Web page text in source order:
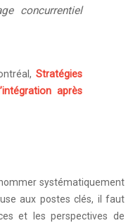
concurrentiel
Stratégies
après
systématiquement
aux postes clés, il faut
et les perspectives de